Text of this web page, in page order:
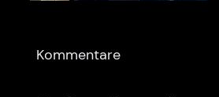
Kommentare